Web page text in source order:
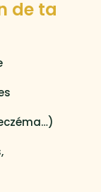
de ta